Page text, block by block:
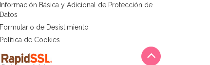
Información Básica y Adicional de Protección de
Datos
Formulario de Desistimiento
Política de Cookies